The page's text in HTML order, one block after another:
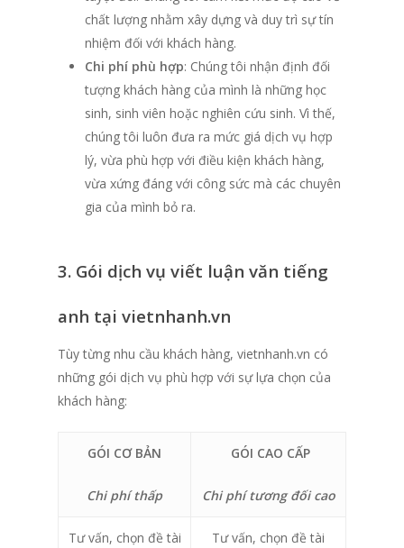
chất lượng nhằm xây dựng và duy trì sự tín
nhiệm đối với khách hàng.
Chi phí phù hợp: Chúng tôi nhận định đối
tượng khách hàng của mình là những học
sinh, sinh viên hoặc nghiên cứu sinh. Vì thế,
chúng tôi luôn đưa ra mức giá dịch vụ hợp
lý, vừa phù hợp với điều kiện khách hàng,
vừa xứng đáng với công sức mà các chuyên
gia của mình bỏ ra.
3. Gói dịch vụ viết luận văn tiếng
anh tại vietnhanh.vn
Tùy từng nhu cầu khách hàng, vietnhanh.vn có
những gói dịch vụ phù hợp với sự lựa chọn của
khách hàng:
GÓI CƠ BẢN
Chi phí thấp
GÓI CAO CẤP
Chi phí tương đối cao
Tư vấn, chọn đề tài
Tư vấn, chọn đề tài